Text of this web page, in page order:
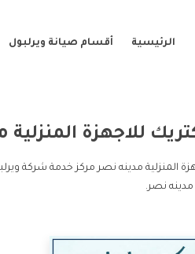
الرئيسية أقسام صيانة ويرلبول
للاجهزة
المنزلية مدينه نصر مركز خدمة شركة
مدينه نصر.